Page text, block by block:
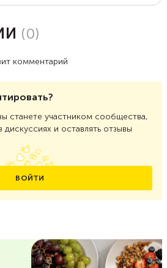
(0)
комментарий
станете участником сообщества,
и оставлять отзывы
ВОЙТИ